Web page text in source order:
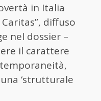
in Italia
diffuso
nel dossier –
il carattere
‘strutturale